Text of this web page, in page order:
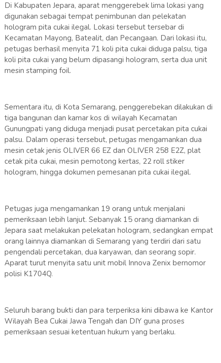
Di Kabupaten Jepara, aparat menggerebek lima lokasi yang
digunakan sebagai tempat penimbunan dan pelekatan
hologram pita cukai ilegal. Lokasi tersebut tersebar di
Kecamatan Mayong, Batealit, dan Pecangaan. Dari lokasi itu,
petugas berhasil menyita 71 koli pita cukai diduga palsu, tiga
koli pita cukai yang belum dipasangi hologram, serta dua unit
mesin stamping foil.
Sementara itu, di Kota Semarang, penggerebekan dilakukan di
tiga bangunan dan kamar kos di wilayah Kecamatan
Gunungpati yang diduga menjadi pusat percetakan pita cukai
palsu. Dalam operasi tersebut, petugas mengamankan dua
mesin cetak jenis OLIVER 66 EZ dan OLIVER 258 E2Z, plat
cetak pita cukai, mesin pemotong kertas, 22 roll stiker
hologram, hingga dokumen pemesanan pita cukai ilegal.
Petugas juga mengamankan 19 orang untuk menjalani
pemeriksaan lebih lanjut. Sebanyak 15 orang diamankan di
Jepara saat melakukan pelekatan hologram, sedangkan empat
orang lainnya diamankan di Semarang yang terdiri dari satu
pengendali percetakan, dua karyawan, dan seorang sopir.
Aparat turut menyita satu unit mobil Innova Zenix bernomor
polisi K1704Q.
Seluruh barang bukti dan para terperiksa kini dibawa ke Kantor
Wilayah Bea Cukai Jawa Tengah dan DIY guna proses
pemeriksaan sesuai ketentuan hukum yang berlaku.